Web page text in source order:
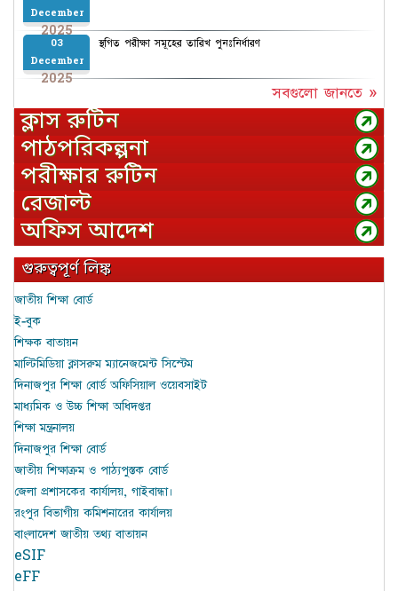
December
2025
03
December
2025
স্থগিত পরীক্ষা সমূহের তারিখ পুনঃনির্ধারণ
সবগুলো জানতে »
ক্লাস রুটিন
পাঠপরিকল্পনা
পরীক্ষার রুটিন
রেজাল্ট
অফিস আদেশ
গুরুত্বপূর্ণ লিঙ্ক
জাতীয় শিক্ষা বোর্ড
ই-বুক
শিক্ষক বাতায়ন
মাল্টিমিডিয়া ক্লাসরুম ম্যানেজমেন্ট সিস্টেম
দিনাজপুর শিক্ষা বোর্ড অফিসিয়াল ওয়েবসাইট
মাধ্যমিক ও উচ্চ শিক্ষা অধিদপ্তর
শিক্ষা মন্ত্রনালয়
দিনাজপুর শিক্ষা বোর্ড
জাতীয় শিক্ষাক্রম ও পাঠ্যপুস্তক বোর্ড
জেলা প্রশাসকের কার্যালয়, গাইবান্ধা।
রংপুর বিভাগীয় কমিশনারের কার্যালয়
বাংলাদেশ জাতীয় তথ্য বাতায়ন
eSIF
eFF